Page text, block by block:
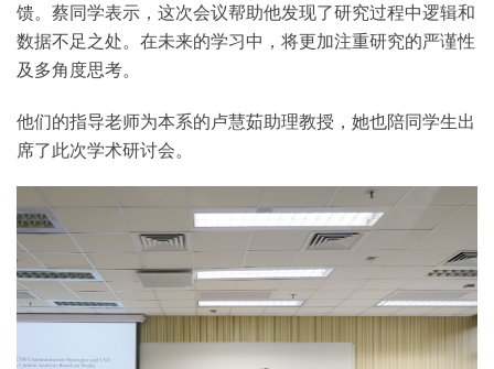
馈。蔡同学表示，这次会议帮助他发现了研究过程中逻辑和
数据不足之处。在未来的学习中，将更加注重研究的严谨性
及多角度思考。
他们的指导老师为本系的卢慧茹助理教授，她也陪同学生出
席了此次学术研讨会。